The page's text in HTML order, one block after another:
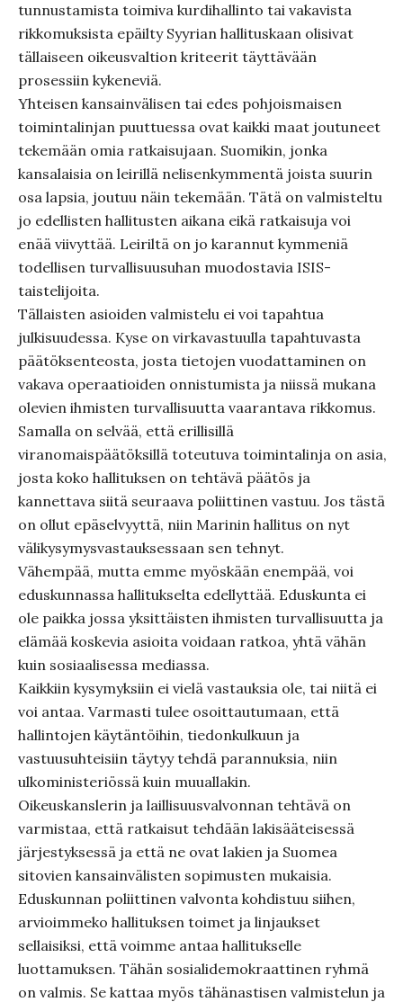
tunnustamista toimiva kurdihallinto tai vakavista
rikkomuksista epäilty Syyrian hallituskaan olisivat
tällaiseen oikeusvaltion kriteerit täyttävään
prosessiin kykeneviä.
Yhteisen kansainvälisen tai edes pohjoismaisen
toimintalinjan puuttuessa ovat kaikki maat joutuneet
tekemään omia ratkaisujaan. Suomikin, jonka
kansalaisia on leirillä nelisenkymmentä joista suurin
osa lapsia, joutuu näin tekemään. Tätä on valmisteltu
jo edellisten hallitusten aikana eikä ratkaisuja voi
enää viivyttää. Leiriltä on jo karannut kymmeniä
todellisen turvallisuusuhan muodostavia ISIS-
taistelijoita.
Tällaisten asioiden valmistelu ei voi tapahtua
julkisuudessa. Kyse on virkavastuulla tapahtuvasta
päätöksenteosta, josta tietojen vuodattaminen on
vakava operaatioiden onnistumista ja niissä mukana
olevien ihmisten turvallisuutta vaarantava rikkomus.
Samalla on selvää, että erillisillä
viranomaispäätöksillä toteutuva toimintalinja on asia,
josta koko hallituksen on tehtävä päätös ja
kannettava siitä seuraava poliittinen vastuu. Jos tästä
on ollut epäselvyyttä, niin Marinin hallitus on nyt
välikysymysvastauksessaan sen tehnyt.
Vähempää, mutta emme myöskään enempää, voi
eduskunnassa hallitukselta edellyttää. Eduskunta ei
ole paikka jossa yksittäisten ihmisten turvallisuutta ja
elämää koskevia asioita voidaan ratkoa, yhtä vähän
kuin sosiaalisessa mediassa.
Kaikkiin kysymyksiin ei vielä vastauksia ole, tai niitä ei
voi antaa. Varmasti tulee osoittautumaan, että
hallintojen käytäntöihin, tiedonkulkuun ja
vastuusuhteisiin täytyy tehdä parannuksia, niin
ulkoministeriössä kuin muuallakin.
Oikeuskanslerin ja laillisuusvalvonnan tehtävä on
varmistaa, että ratkaisut tehdään lakisääteisessä
järjestyksessä ja että ne ovat lakien ja Suomea
sitovien kansainvälisten sopimusten mukaisia.
Eduskunnan poliittinen valvonta kohdistuu siihen,
arvioimmeko hallituksen toimet ja linjaukset
sellaisiksi, että voimme antaa hallitukselle
luottamuksen. Tähän sosialidemokraattinen ryhmä
on valmis. Se kattaa myös tähänastisen valmistelun ja